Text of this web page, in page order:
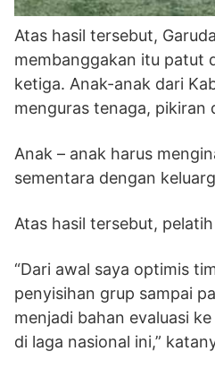
Atas hasil tersebut,
membanggakan itu patut
ketiga. Anak-anak dari
menguras tenaga, pikiran
Anak – anak harus
sementara dengan
Atas hasil tersebut,
“Dari awal saya optimis
penyisihan grup sampai
menjadi bahan evaluasi
di laga nasional ini,”